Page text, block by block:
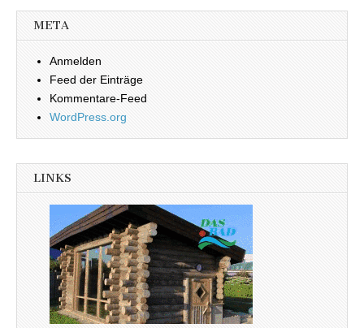
META
Anmelden
Feed der Einträge
Kommentare-Feed
WordPress.org
LINKS